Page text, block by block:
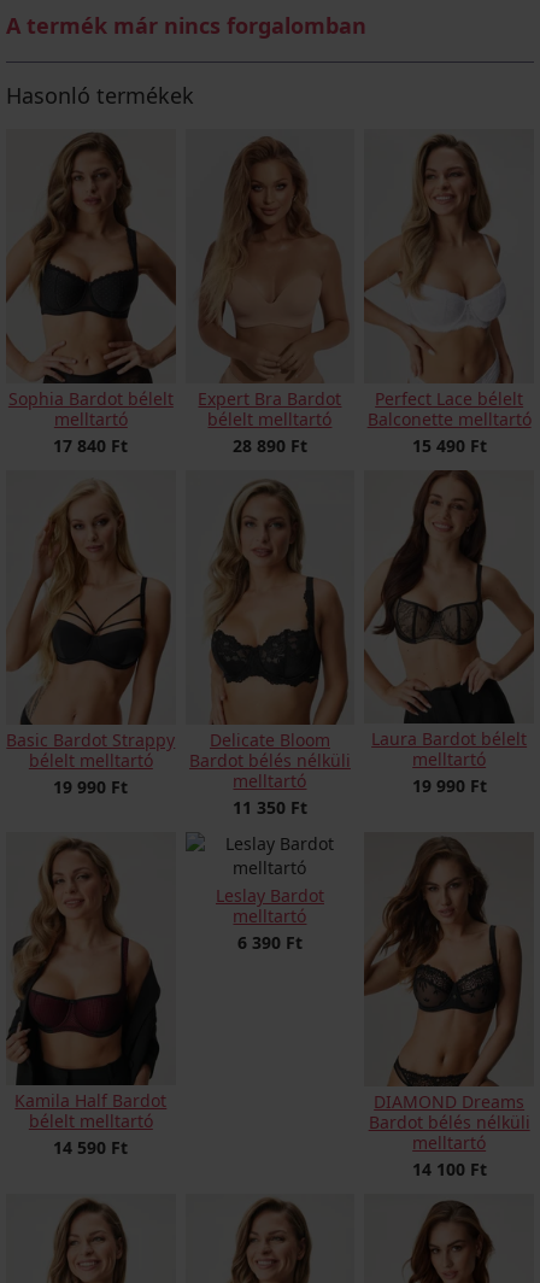
A termék már nincs forgalomban
Hasonló termékek
Sophia Bardot bélelt
melltartó
17 840 Ft
Expert Bra Bardot
bélelt melltartó
28 890 Ft
Perfect Lace bélelt
Balconette melltartó
15 490 Ft
Basic Bardot Strappy
bélelt melltartó
19 990 Ft
Delicate Bloom
Bardot bélés nélküli
melltartó
11 350 Ft
Laura Bardot bélelt
melltartó
19 990 Ft
Kamila Half Bardot
bélelt melltartó
14 590 Ft
Leslay Bardot
melltartó
6 390 Ft
DIAMOND Dreams
Bardot bélés nélküli
melltartó
14 100 Ft